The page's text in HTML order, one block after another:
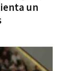
un